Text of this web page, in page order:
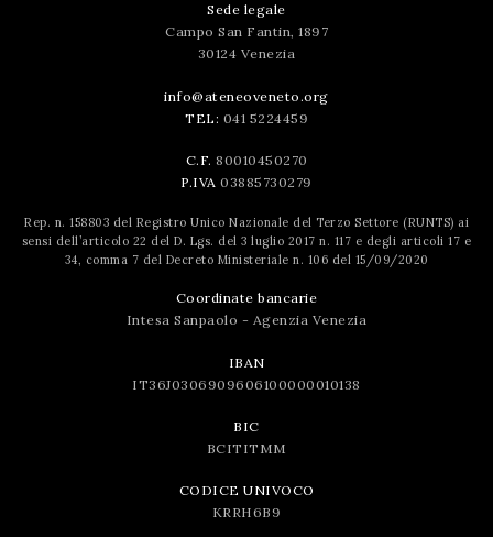
Sede legale
Campo San Fantin, 1897
30124 Venezia
info@ateneoveneto.org
TEL: 041 5224459
C.F. 80010450270
P.IVA 03885730279
Rep. n. 158803 del Registro Unico Nazionale del Terzo Settore (RUNTS) ai
sensi dell’articolo 22 del D. Lgs. del 3 luglio 2017 n. 117 e degli articoli 17 e
34, comma 7 del Decreto Ministeriale n. 106 del 15/09/2020
Coordinate bancarie
Intesa Sanpaolo - Agenzia Venezia
IBAN
IT36J0306909606100000010138
BIC
BCITITMM
CODICE UNIVOCO
KRRH6B9